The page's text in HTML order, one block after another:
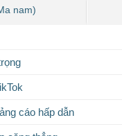
nam)
cáo hấp dẫn